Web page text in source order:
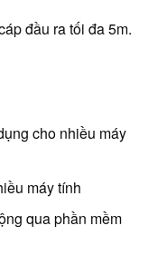
đầu ra tối đa 5m.
cho nhiều máy
máy tính
qua phần mềm